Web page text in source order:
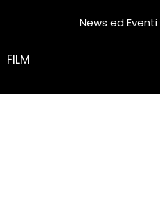
FILM
News ed Eventi